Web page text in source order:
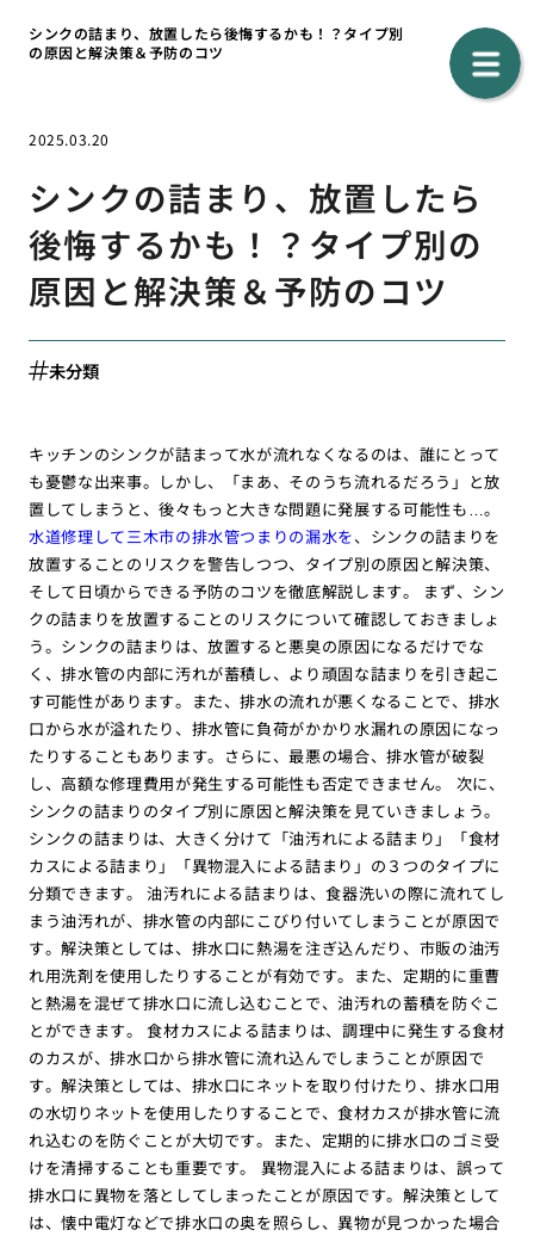
シンクの詰まり、放置したら後悔するかも！？タイプ別
の原因と解決策＆予防のコツ
2025.03.20
シンクの詰まり、放置したら
後悔するかも！？タイプ別の
原因と解決策＆予防のコツ
未分類
キッチンのシンクが詰まって水が流れなくなるのは、誰にとって
も憂鬱な出来事。しかし、「まあ、そのうち流れるだろう」と放
置してしまうと、後々もっと大きな問題に発展する可能性も…。
水道修理して三木市の排水管つまりの漏水を、シンクの詰まりを
放置することのリスクを警告しつつ、タイプ別の原因と解決策、
そして日頃からできる予防のコツを徹底解説します。 まず、シン
クの詰まりを放置することのリスクについて確認しておきましょ
う。シンクの詰まりは、放置すると悪臭の原因になるだけでな
く、排水管の内部に汚れが蓄積し、より頑固な詰まりを引き起こ
す可能性があります。また、排水の流れが悪くなることで、排水
口から水が溢れたり、排水管に負荷がかかり水漏れの原因になっ
たりすることもあります。さらに、最悪の場合、排水管が破裂
し、高額な修理費用が発生する可能性も否定できません。 次に、
シンクの詰まりのタイプ別に原因と解決策を見ていきましょう。
シンクの詰まりは、大きく分けて「油汚れによる詰まり」「食材
カスによる詰まり」「異物混入による詰まり」の３つのタイプに
分類できます。 油汚れによる詰まりは、食器洗いの際に流れてし
まう油汚れが、排水管の内部にこびり付いてしまうことが原因で
す。解決策としては、排水口に熱湯を注ぎ込んだり、市販の油汚
れ用洗剤を使用したりすることが有効です。また、定期的に重曹
と熱湯を混ぜて排水口に流し込むことで、油汚れの蓄積を防ぐこ
とができます。 食材カスによる詰まりは、調理中に発生する食材
のカスが、排水口から排水管に流れ込んでしまうことが原因で
す。解決策としては、排水口にネットを取り付けたり、排水口用
の水切りネットを使用したりすることで、食材カスが排水管に流
れ込むのを防ぐことが大切です。また、定期的に排水口のゴミ受
けを清掃することも重要です。 異物混入による詰まりは、誤って
排水口に異物を落としてしまったことが原因です。解決策として
は、懐中電灯などで排水口の奥を照らし、異物が見つかった場合